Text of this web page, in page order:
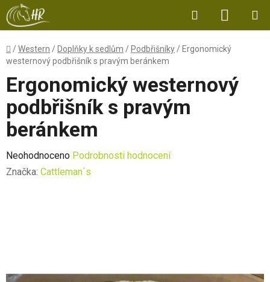
Přejít
na
obsah
Hledat
KOŠÍK
Domů
/Western / Doplňky k sedlům / Podbřišníky / Ergonomický
westernový podbřišník s pravým beránkem
Ergonomický westernový
podbřišník s pravým
beránkem
Průměrné
hodnocení
Neohodnoceno Podrobnosti hodnocení
Značka: Cattleman´s